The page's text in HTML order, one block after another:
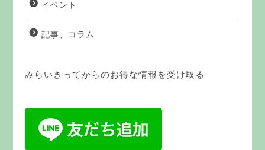
イベント
記事、コラム
みらいきってからのお得な情報を受け取る